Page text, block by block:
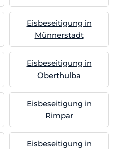
Eisbeseitigung in
Münnerstadt
Eisbeseitigung in
Oberthulba
Eisbeseitigung in
Rimpar
Eisbeseitigung in